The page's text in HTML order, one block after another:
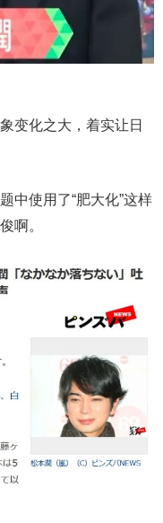
变化之大，着实让日
中使用了“肥大化”这样
啊。